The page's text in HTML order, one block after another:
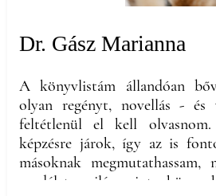
Dr. Gász Marianna
A könyvlistám állandóan
olyan regényt, novellás - és
feltétlenül el kell olvasnom.
képzésre járok, így az is
másoknak
csodálatos világ, mint a